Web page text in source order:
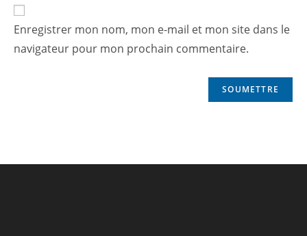
Enregistrer mon nom, mon e-mail et mon site dans le
navigateur pour mon prochain commentaire.